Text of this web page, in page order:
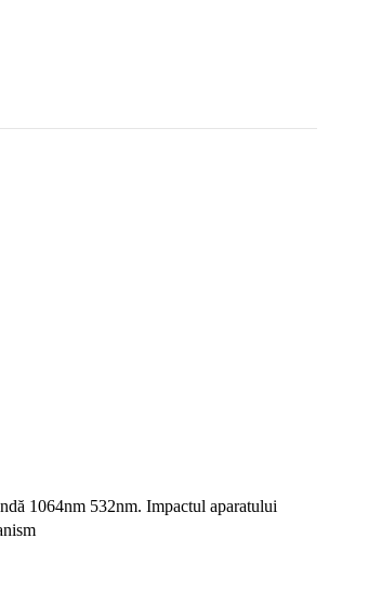
1064nm 532nm. Impactul aparatului